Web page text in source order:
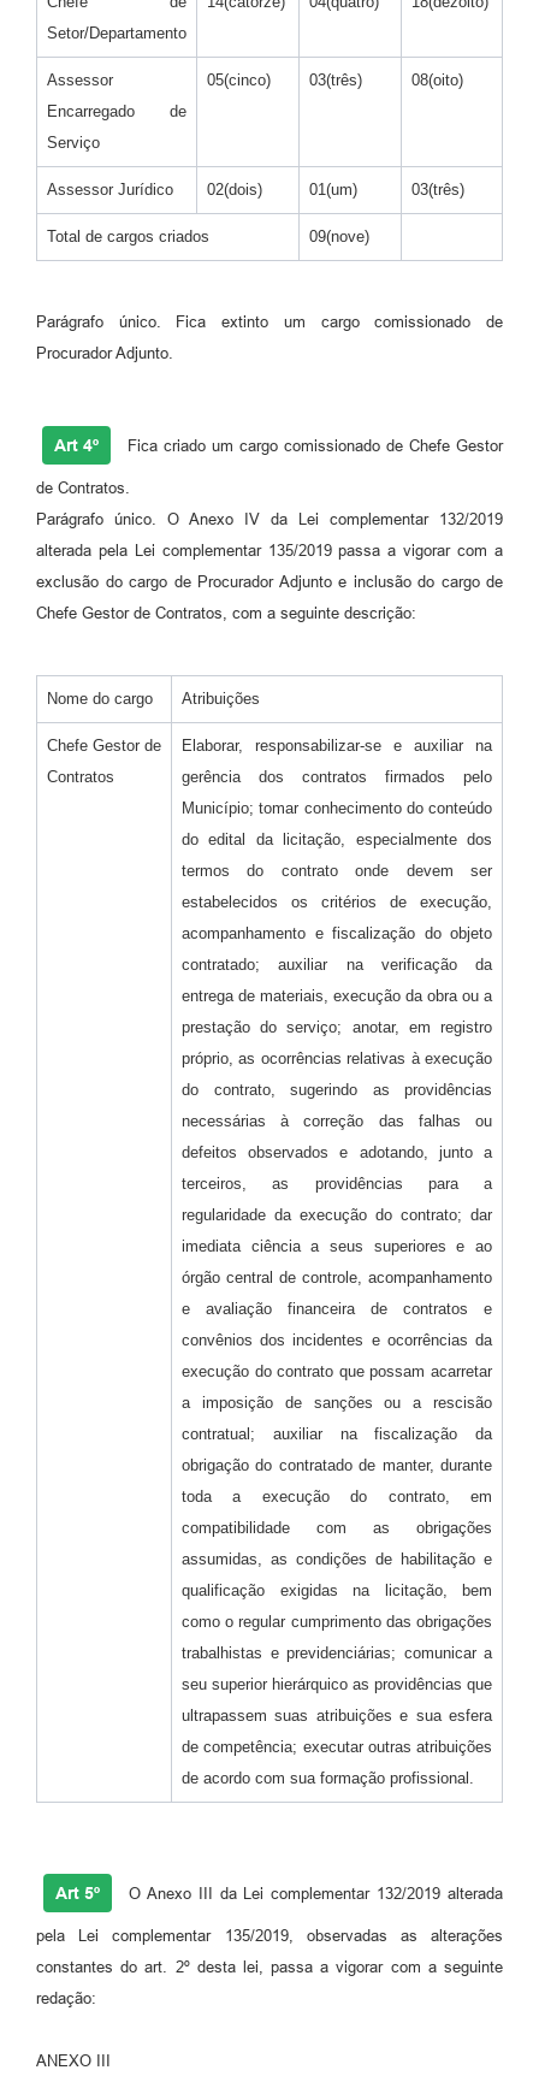
Setor/Departamento
Assessor
Encarregado de
Serviço
05(cinco) 03(três) 08(oito)
Assessor Jurídico 02(dois) 01(um) 03(três)
Total de cargos criados 09(nove)
Parágrafo único. Fica extinto um cargo comissionado de
Procurador Adjunto.
Art 4º Fica criado um cargo comissionado de Chefe Gestor
de Contratos.
Parágrafo único. O Anexo IV da Lei complementar 132/2019
alterada pela Lei complementar 135/2019 passa a vigorar com a
exclusão do cargo de Procurador Adjunto e inclusão do cargo de
Chefe Gestor de Contratos, com a seguinte descrição:
Nome do cargo Atribuições
Chefe Gestor de
Contratos
Elaborar, responsabilizar-se e auxiliar na
gerência dos contratos firmados pelo
Município; tomar conhecimento do conteúdo
do edital da licitação, especialmente dos
termos do contrato onde devem ser
estabelecidos os critérios de execução,
acompanhamento e fiscalização do objeto
contratado; auxiliar na verificação da
entrega de materiais, execução da obra ou a
prestação do serviço; anotar, em registro
próprio, as ocorrências relativas à execução
do contrato, sugerindo as providências
necessárias à correção das falhas ou
defeitos observados e adotando, junto a
terceiros, as providências para a
regularidade da execução do contrato; dar
imediata ciência a seus superiores e ao
órgão central de controle, acompanhamento
e avaliação financeira de contratos e
convênios dos incidentes e ocorrências da
execução do contrato que possam acarretar
a imposição de sanções ou a rescisão
contratual; auxiliar na fiscalização da
obrigação do contratado de manter, durante
toda a execução do contrato, em
compatibilidade com as obrigações
assumidas, as condições de habilitação e
qualificação exigidas na licitação, bem
como o regular cumprimento das obrigações
trabalhistas e previdenciárias; comunicar a
seu superior hierárquico as providências que
ultrapassem suas atribuições e sua esfera
de competência; executar outras atribuições
de acordo com sua formação profissional.
Art 5º O Anexo III da Lei complementar 132/2019 alterada
pela Lei complementar 135/2019, observadas as alterações
constantes do art. 2º desta lei, passa a vigorar com a seguinte
redação:
ANEXO III